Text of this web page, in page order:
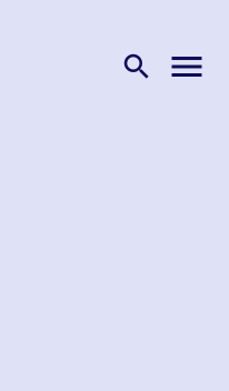
search menu